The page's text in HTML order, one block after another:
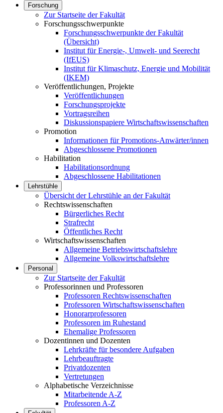
Forschung
Zur Startseite der Fakultät
Forschungsschwerpunkte
Forschungsschwerpunkte der Fakultät
(Übersicht)
Institut für Energie-, Umwelt- und Seerecht
(IfEUS)
Institut für Klimaschutz, Energie und Mobilität
(IKEM)
Veröffentlichungen, Projekte
Veröffentlichungen
Forschungsprojekte
Vortragsreihen
Diskussionspapiere Wirtschaftswissenschaften
Promotion
Informationen für Promotions-Anwärter/innen
Abgeschlossene Promotionen
Habilitation
Habilitationsordnung
Abgeschlossene Habilitationen
Lehrstühle
Übersicht der Lehrstühle an der Fakultät
Rechtswissenschaften
Bürgerliches Recht
Strafrecht
Öffentliches Recht
Wirtschaftswissenschaften
Allgemeine Betriebswirtschaftslehre
Allgemeine Volkswirtschaftslehre
Personal
Zur Startseite der Fakultät
Professorinnen und Professoren
Professoren Rechtswissenschaften
Professoren Wirtschaftswissenschaften
Honorarprofessoren
Professoren im Ruhestand
Ehemalige Professoren
Dozentinnen und Dozenten
Lehrkräfte für besondere Aufgaben
Lehrbeauftragte
Privatdozenten
Vertretungen
Alphabetische Verzeichnisse
Mitarbeitende A-Z
Professoren A-Z